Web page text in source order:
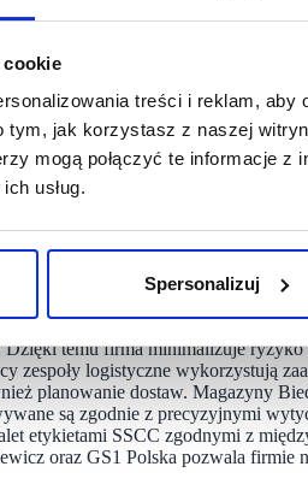
treści i reklam, aby
jak korzystasz z naszej
mogą połączyć te informacje z
usług.
Spersonalizuj
przekraczającej 490 tysięcy
1930 naczep i 240
2 miliony palet towaru. Tylko w
kilometrów miesięcznie. Wszystko to
zapasy, śledzić zapotrzebowanie i
dostawy do sklepów, sieć planuje
na Podkarpaciu. Zatrudnienie
ale też perfekcyjnej organizacji.
monitoruje poziomy towarów
Dzięki temu firma minimalizuje
zespoły logistyczne wykorzystują
planowanie dostaw. Magazyny
są zgodnie z precyzyjnymi
etykietami SSCC zgodnymi z
oraz GS1 Polska pozwala firmie